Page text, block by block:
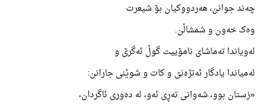
چەند جوانن، هەردووکیان بۆ شیعرت
وەک خەون و شمشاڵن.
لەویاندا تەماشای نامۆییت گوڵ ئەگرێ و
لەمیاندا یادگار ئەتژەنێ و کات و شوێنی جارانن:
«زستان بوو، شەوانی تەڕی ئەو، لە دەوری ئاگردان،